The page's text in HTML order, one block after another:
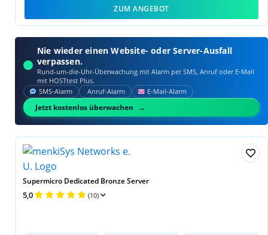
ZUM ANGEBOT
Nie wieder einen Website- oder Server-Ausfall
verpassen.
Rund-um-die-Uhr-Überwachung mit Alarm per SMS, Anruf oder E‑Mail
mit HOSTtest Plus.
SMS‑Alarm Anruf‑Alarm E‑Mail‑Alarm
Jetzt kostenlos überwachen
Supermicro Dedicated Bronze Server
5,0 (10)